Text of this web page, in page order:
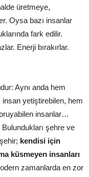
üretmeye,
Oysa bazı insanlar
fark edilir.
Enerji bırakırlar.
Aynı anda hem
yetiştirebilen, hem
insanlar…
şehre ve
kendisi için
küsmeyen insanları
zamanlarda en zor